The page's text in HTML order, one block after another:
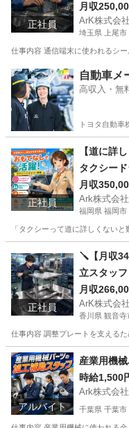
正社員
月収
ArK株式会社
埼玉県 上尾市
仕事内容 通信端末に使われるシ
埼玉 上尾市 工場
自動車メ
高収入・無
トヨタ自動車
正社員
【道に詳
タクシー
月収
Ark株式会社
福岡県 福岡市
「タクシーって道に詳しくない
ドライバー
正社員
🪛【月収
立スタッフ
月収
ArK株式会社
香川県 観音寺
仕事内容 調整プレートを支える
香川 観音寺市 工場
アルバイト
産業用機
時給1,500
Ark株式会社
千葉県 千葉市